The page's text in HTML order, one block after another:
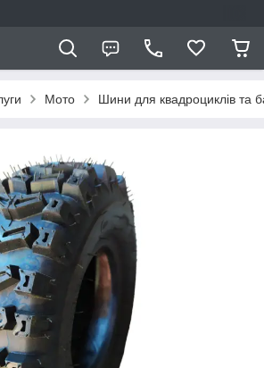
Мото Шини для квадроциклів та